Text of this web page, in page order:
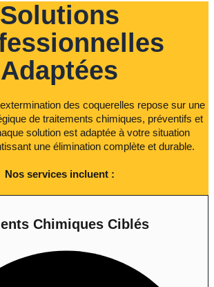
Solutions
Adaptées
des coquerelles repose sur une
de traitements chimiques, préventifs et
solution est adaptée à votre situation
une élimination complète et durable.
Nos services incluent :
Chimiques Ciblés